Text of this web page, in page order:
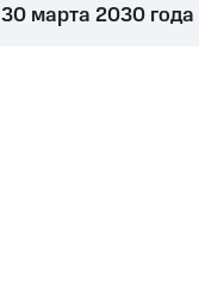
30 марта 2030 года